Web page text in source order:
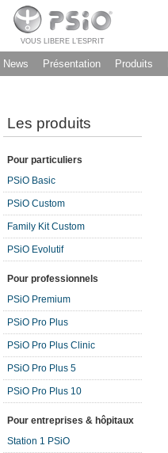
VOUS LIBERE L’ESPRIT
News Présentation Produits
Les produits
Pour particuliers
PSiO Basic
PSiO Custom
Family Kit Custom
PSiO Evolutif
Pour professionnels
PSiO Premium
PSiO Pro Plus
PSiO Pro Plus Clinic
PSiO Pro Plus 5
PSiO Pro Plus 10
Pour entreprises & hôpitaux
Station 1 PSiO